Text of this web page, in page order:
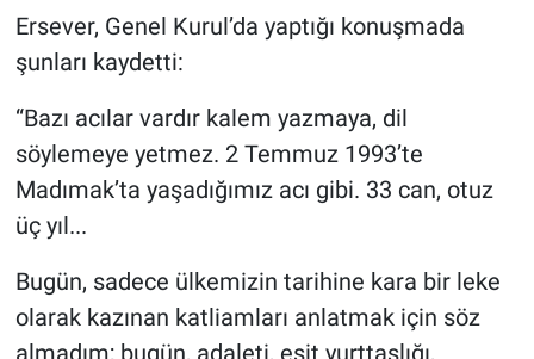
Ersever, Genel Kurul’da yaptığı konuşmada
şunları kaydetti:
“Bazı acılar vardır kalem yazmaya, dil
söylemeye yetmez. 2 Temmuz 1993’te
Madımak’ta yaşadığımız acı gibi. 33 can, otuz
üç yıl...
Bugün, sadece ülkemizin tarihine kara bir leke
olarak kazınan katliamları anlatmak için söz
almadım; bugün, adaleti, eşit yurttaşlığı,